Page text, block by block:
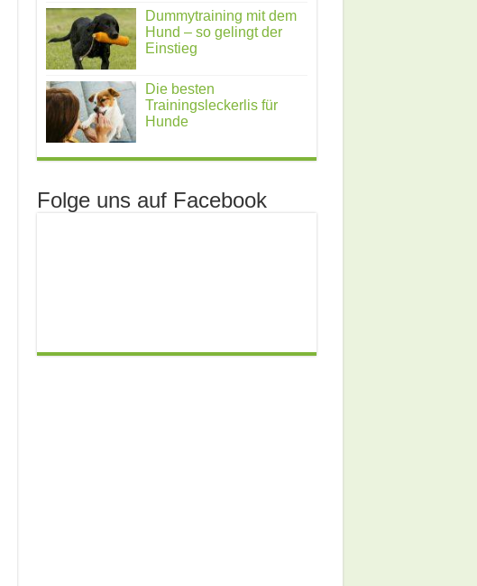
Dummytraining mit dem
Hund – so gelingt der
Einstieg
Die besten
Trainingsleckerlis für
Hunde
Folge uns auf Facebook